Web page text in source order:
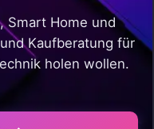
Smart Home und
Kaufberatung für
holen wollen.